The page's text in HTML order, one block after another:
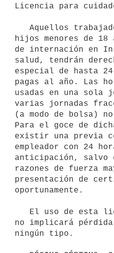
Licencia para
hijos menores de
de internación en
salud, tendrán
especial de hasta
pagas al año. Las
usadas en una sola
varias jornadas
(a modo de bolsa)
Para el goce de
existir una previa
empleador con 24
anticipación, salvo
razones de fuerza
presentación de
oportunamente.
no implicará
ningún tipo.